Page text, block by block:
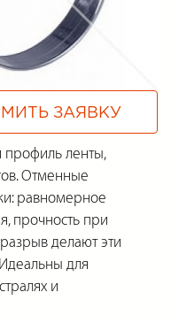
ЗАЯВКУ
профиль ленты,
Отменные
равномерное
прочность при
делают эти
для
и